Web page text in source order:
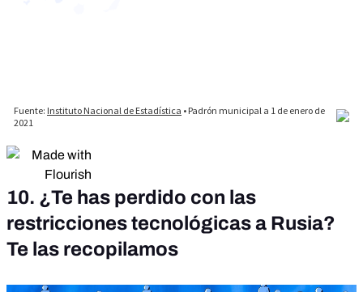
10. ¿Te has perdido con las
restricciones tecnológicas a Rusia?
Te las recopilamos